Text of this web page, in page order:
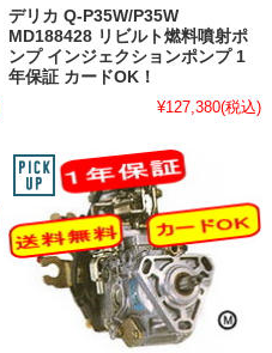
デリカ Q-P35W/P35W
MD188428 リビルト燃料噴射ポ
ンプ インジェクションポンプ 1
年保証 カードOK！
¥127,380(税込)